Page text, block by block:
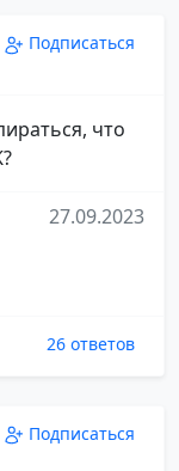
Подписаться
что
27.09.2023
26 ответов
Подписаться